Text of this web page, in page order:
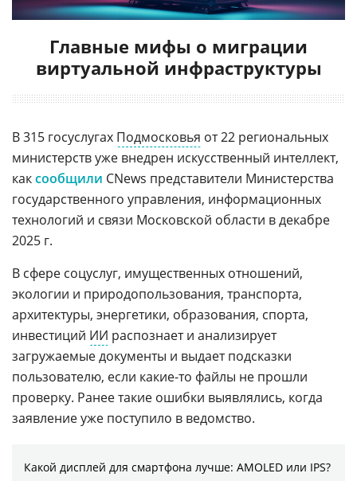
Главные мифы о миграции
виртуальной инфраструктуры
В 315 госуслугах Подмосковья от 22 региональных
министерств уже внедрен искусственный интеллект,
каксообщили CNews представители Министерства
государственного управления, информационных
технологий и связи Московской области в декабре
2025 г.
В сфере соцуслуг, имущественных отношений,
экологии и природопользования, транспорта,
архитектуры, энергетики, образования, спорта,
инвестиций ИИ распознает и анализирует
загружаемые документы и выдает подсказки
пользователю, если какие-то файлы не прошли
проверку. Ранее такие ошибки выявлялись, когда
заявление уже поступило в ведомство.
Какой дисплей для смартфона лучше: AMOLED или IPS?